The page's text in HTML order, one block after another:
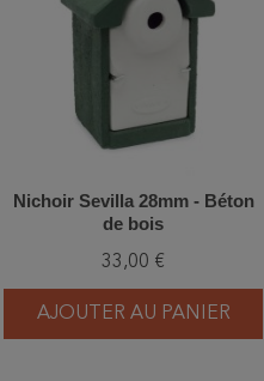
Nichoir Sevilla 28mm - Béton
de bois
33,00 €
AJOUTER AU PANIER